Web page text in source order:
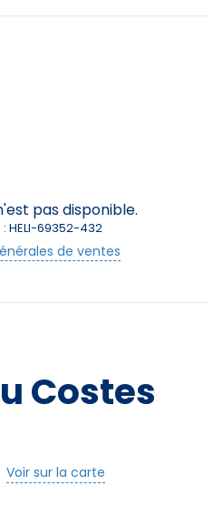
- +
- +
Costes
Voir sur la carte
pas disponible.
HELI-69352-432
de ventes